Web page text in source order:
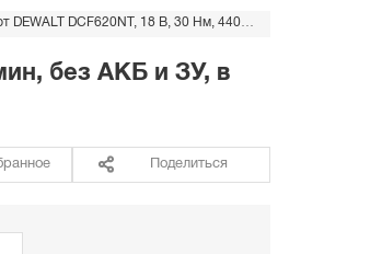
без АКБ и ЗУ, в
Поделиться